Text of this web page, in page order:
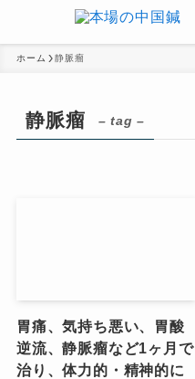
ホーム 静脈瘤
静脈瘤 – tag –
胃痛、気持ち悪い、胃酸
逆流、静脈瘤など1ヶ月で
治り、体力的・精神的に